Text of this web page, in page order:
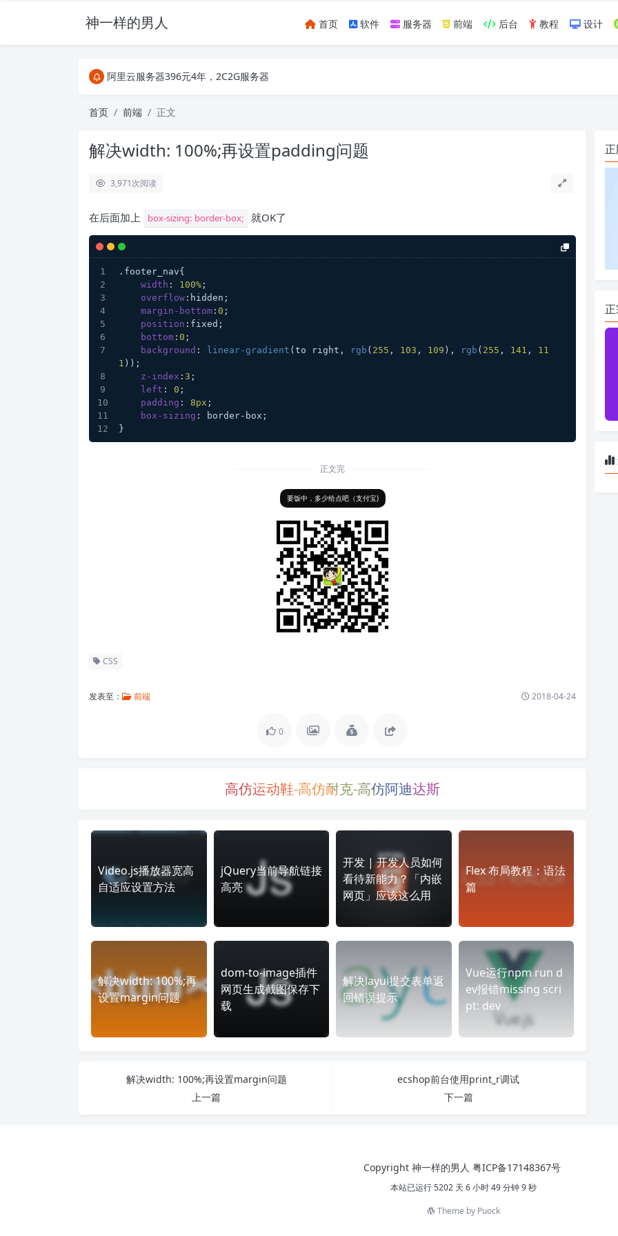
神一样的男人 首页 软件 服务器 前端 后台 教程 设计
阿里云服务器396元4年，2C2G服务器
关注Telegram频道有新消息第一时间推送
阿里云服务器396元4年，2C2G服务器
首页 前端 正文
解决width: 100%;再设置padding问题
3,971次阅读
在后面加上 box-sizing: border-box; 就OK了
.footer_nav{
width : 100% ;
overflow :hidden;
margin-bottom : 0 ;
position :fixed;
bottom : 0 ;
background : linear-gradient (to right, rgb ( 255 , 103 , 109 ), rgb ( 255 , 141 , 11
1 ));
z-index : 3 ;
left : 0 ;
padding : 8px ;
box-sizing : border-box;
}
正文完
要饭中，多少给点吧（支付宝)
CSS
发表至： 前端 2018-04-24
0
高仿运动鞋-高仿耐克-高仿阿迪达斯
Video.js播放器宽高
自适应设置方法
jQuery当前导航链接
高亮
开发 | 开发人员如何
看待新能力？「内嵌
网页」应该这么用
Flex 布局教程：语法
篇
解决width: 100%;再
设置margin问题
dom-to-image插件
网页生成截图保存下
载
解决layui提交表单返
回错误提示
Vue运行npm run d
ev报错missing scri
pt: dev
解决width: 100%;再设置margin问题
上一篇
ecshop前台使用print_r调试
下一篇
Copyright 神一样的男人 粤ICP备17148367号
本站已运行 5202 天 6 小时 49 分钟 9 秒
Theme by Puock